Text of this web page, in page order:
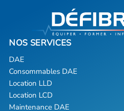
DAE
Consommables DAE
Location LLD
Location LCD
Maintenance DAE